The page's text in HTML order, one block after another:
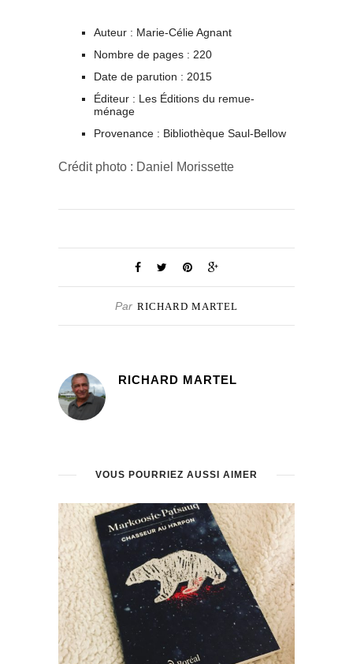
Auteur : Marie-Célie Agnant
Nombre de pages : 220
Date de parution : 2015
Éditeur : Les Éditions du remue-
ménage
Provenance : Bibliothèque Saul-Bellow
Crédit photo : Daniel Morissette
Par RICHARD MARTEL
RICHARD MARTEL
VOUS POURRIEZ AUSSI AIMER